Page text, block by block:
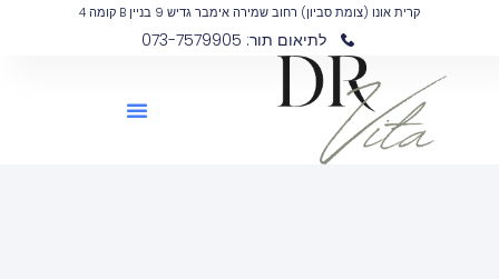
קרית אונו (צומת סביון) רחוב שמירה אימבר גדיש 9 בניין B קומה 4
לתיאום תור: 073-7579905